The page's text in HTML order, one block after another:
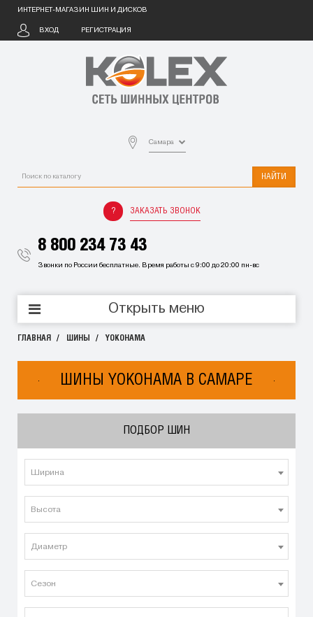
ИНТЕРНЕТ-МАГАЗИН ШИН И ДИСКОВ
ВХОД РЕГИСТРАЦИЯ
Самара
НАЙТИ
ЗАКАЗАТЬ ЗВОНОК
8 800 234 73 43
Звонки по России бесплатные. Время работы с 9:00 до 20:00 пн-вс
Открыть меню
ГЛАВНАЯ ШИНЫ YOKOHAMA
ШИНЫ YOKOHAMA В САМАРЕ
ПОДБОР ШИН
Ширина
Высота
Диаметр
Сезон